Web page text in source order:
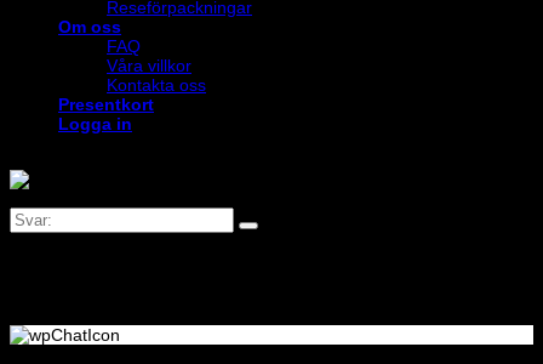
Reseförpackningar
Om oss
FAQ
Våra villkor
Kontakta oss
Presentkort
Logga in